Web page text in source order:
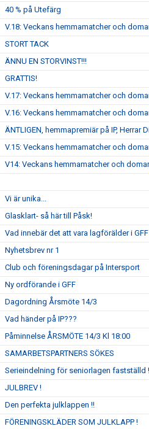
40 % på Utefärg
V.18: Veckans hemmamatcher och
STORT TACK
ÄNNU EN STORVINST!!!
GRATTIS!
V.17: Veckans hemmamatcher och
V.16: Veckans hemmamatcher och
ÄNTLIGEN, hemmapremiär på IP, Herrar
V.15: Veckans hemmamatcher och
V14: Veckans hemmamatcher och
Vi är unika...
Glasklart- så här till Påsk!
Vad innebär det att vara lagförälder i
Nyhetsbrev nr 1
Club och föreningsdagar på Intersport
Ny ordförande i GFF
Dagordning Årsmöte 14/3
Vad händer på IP???
Påminnelse ÅRSMÖTE 14/3 Kl 18:00
SAMARBETSPARTNERS SÖKES
Serieindelning för seniorlagen fastställd !
JULBREV !
Den perfekta julklappen !!
FÖRENINGSKLÄDER SOM JULKLAPP !